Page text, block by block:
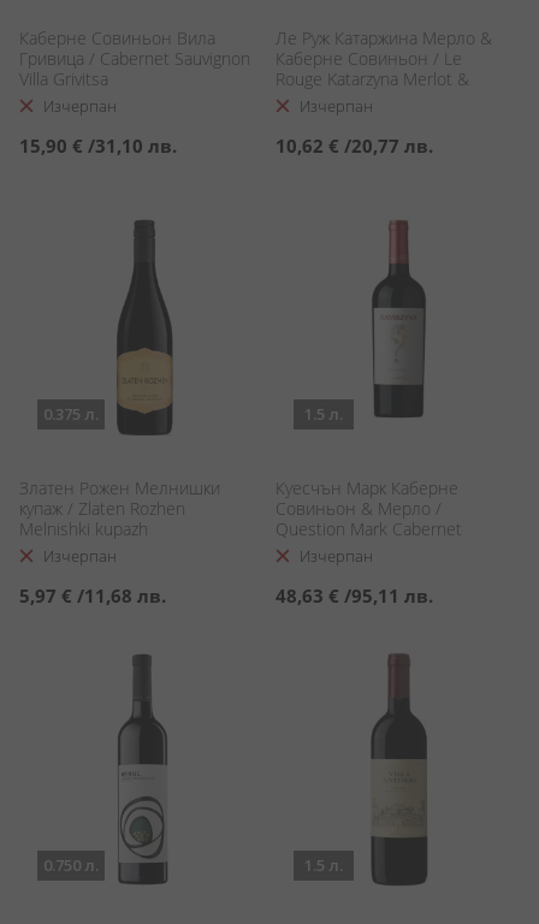
Каберне Совиньон Вила
Гривица / Cabernet Sauvignon
Villa Grivitsa
Изчерпан
15,90 € /31,10 лв.
Ле Руж Катаржина Мерло &
Каберне Совиньон / Le
Rouge Katarzyna Merlot &
Cabernet Sauvignon
Изчерпан
10,62 € /20,77 лв.
0.375 л.
Златен Рожен Мелнишки
купаж / Zlaten Rozhen
Melnishki kupazh
Изчерпан
5,97 € /11,68 лв.
1.5 л.
Куесчън Марк Каберне
Совиньон & Мерло /
Question Mark Cabernet
Sauvignon & Merlot
Изчерпан
48,63 € /95,11 лв.
0.750 л. 1.5 л.